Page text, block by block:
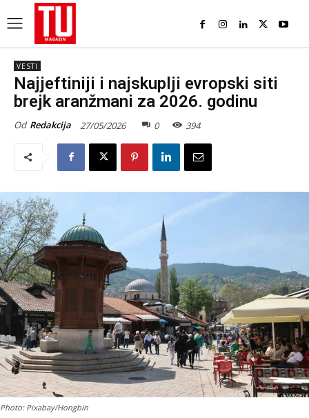
VESTI
Najjeftiniji i najskuplji evropski siti
brejk aranžmani za 2026. godinu
Od Redakcija 27/05/2026 0 394
Photo: Pixabay/Hongbin